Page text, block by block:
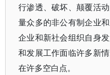
行渗透、破坏、颠覆活
量众多的非公有制企业
企业和新社会组织自身
和发展工作面临许多新
在许多空白点。